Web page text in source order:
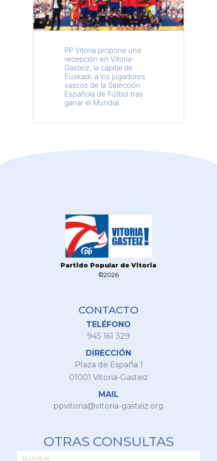
PP Vitoria propone una
recepción en Vitoria-
Gasteiz, la capital de
Euskadi, a los jugadores
vascos de la Selección
Española de Fútbol tras
ganar el Mundial
Partido Popular de Vitoria
©2026
CONTACTO
TELÉFONO
945 161 329
DIRECCIÓN
Plaza de España 1
01001 Vitoria-Gasteiz
MAIL
ppvitoria@vitoria-gasteiz.org
OTRAS CONSULTAS